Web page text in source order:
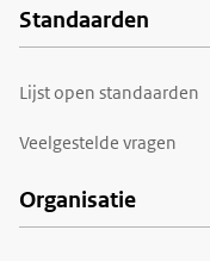
Voet
Standaarden
Lijst open standaarden
Veelgestelde vragen
Organisatie